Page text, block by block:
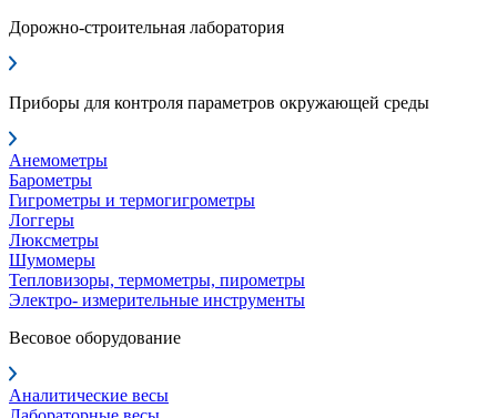
Дорожно-строительная лаборатория
Приборы для контроля параметров окружающей среды
Анемометры
Барометры
Гигрометры и термогигрометры
Логгеры
Люксметры
Шумомеры
Тепловизоры, термометры, пирометры
Электро- измерительные инструменты
Весовое оборудование
Аналитические весы